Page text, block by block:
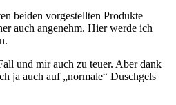
beiden vorgestellten Produkte
auch angenehm. Hier werde ich
und mir auch zu teuer. Aber dank
ja auch auf „normale“ Duschgels